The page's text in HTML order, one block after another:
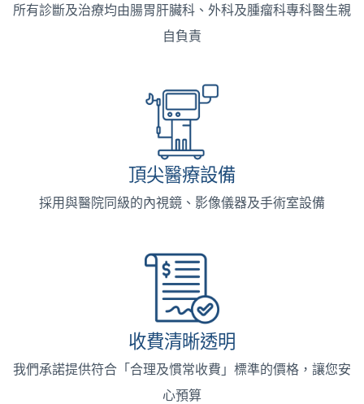
所有診斷及治療均由腸胃肝臟科、外科及腫瘤科專科醫生親
自負責
頂尖醫療設備
採用與醫院同級的內視鏡、影像儀器及手術室設備
收費清晰透明
我們承諾提供符合「合理及慣常收費」標準的價格，讓您安
心預算